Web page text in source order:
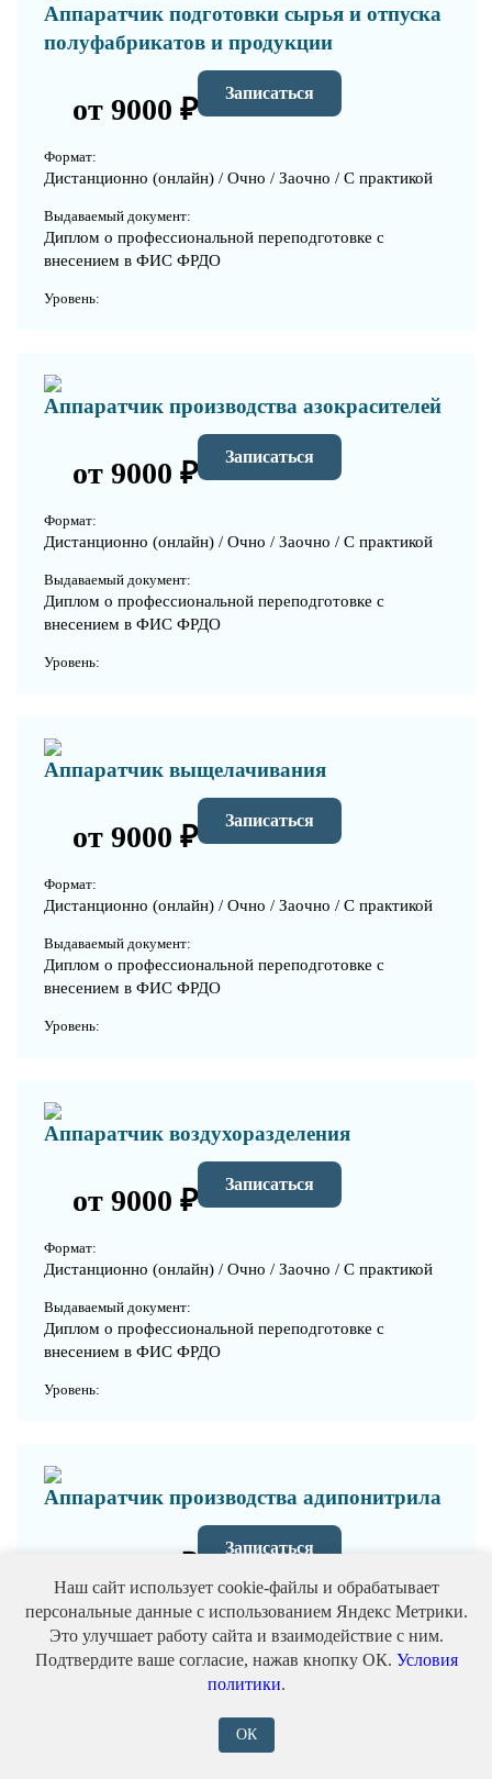
Аппаратчик подготовки сырья и отпуска
полуфабрикатов и продукции
от 9000 ₽ Записаться
Формат:
Дистанционно (онлайн) / Очно / Заочно / С практикой
Выдаваемый документ:
Диплом о профессиональной переподготовке с
внесением в ФИС ФРДО
Уровень:
Аппаратчик производства азокрасителей
от 9000 ₽ Записаться
Формат:
Дистанционно (онлайн) / Очно / Заочно / С практикой
Выдаваемый документ:
Диплом о профессиональной переподготовке с
внесением в ФИС ФРДО
Уровень:
Аппаратчик выщелачивания
от 9000 ₽ Записаться
Формат:
Дистанционно (онлайн) / Очно / Заочно / С практикой
Выдаваемый документ:
Диплом о профессиональной переподготовке с
внесением в ФИС ФРДО
Уровень:
Аппаратчик воздухоразделения
от 9000 ₽ Записаться
Формат:
Дистанционно (онлайн) / Очно / Заочно / С практикой
Выдаваемый документ:
Диплом о профессиональной переподготовке с
внесением в ФИС ФРДО
Уровень:
Аппаратчик производства адипонитрила
от 9000 ₽ Записаться
Формат:
Дистанционно (онлайн) / Очно / Заочно / С практикой
Выдаваемый документ:
Диплом о профессиональной переподготовке с
внесением в ФИС ФРДО
Наш сайт использует cookie-файлы и обрабатывает
персональные данные с использованием Яндекс Метрики.
Это улучшает работу сайта и взаимодействие с ним.
Подтвердите ваше согласие, нажав кнопку ОК. Условия
политики.
ОК